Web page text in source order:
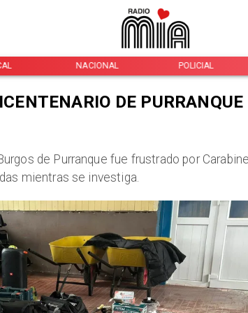
NACIONAL POLICIAL
DE PURRANQUE
de Purranque fue frustrado por
mientras se investiga.